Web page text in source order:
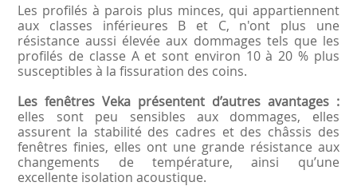
Les profilés à parois plus minces, qui appartiennent
aux classes inférieures B et C, n'ont plus une
résistance aussi élevée aux dommages tels que les
profilés de classe A et sont environ 10 à 20 % plus
susceptibles à la fissuration des coins.
Les fenêtres Veka présentent d’autres avantages :
elles sont peu sensibles aux dommages, elles
assurent la stabilité des cadres et des châssis des
fenêtres finies, elles ont une grande résistance aux
changements de température, ainsi qu’une
excellente isolation acoustique.